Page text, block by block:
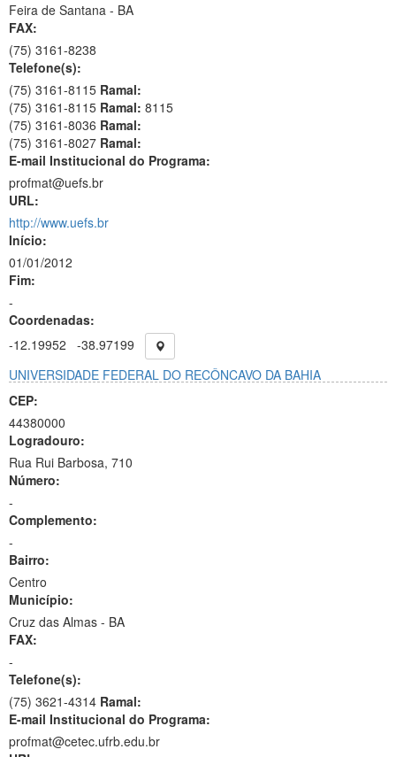
Feira de Santana - BA
FAX:
(75) 3161-8238
Telefone(s):
(75) 3161-8115 Ramal:
(75) 3161-8115 Ramal: 8115
(75) 3161-8036 Ramal:
(75) 3161-8027 Ramal:
E-mail Institucional do Programa:
profmat@uefs.br
URL:
http://www.uefs.br
Início:
01/01/2012
Fim:
-
Coordenadas:
-12.19952
-38.97199
UNIVERSIDADE FEDERAL DO RECÔNCAVO DA BAHIA
CEP:
44380000
Logradouro:
Rua Rui Barbosa, 710
Número:
-
Complemento:
-
Bairro:
Centro
Município:
Cruz das Almas - BA
FAX:
-
Telefone(s):
(75) 3621-4314 Ramal:
E-mail Institucional do Programa:
profmat@cetec.ufrb.edu.br